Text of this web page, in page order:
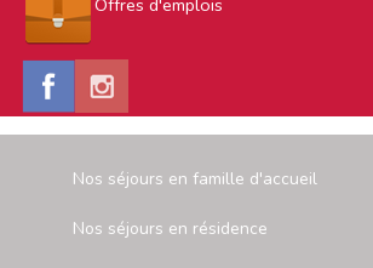
Nos séjours en famille d'accueil
Nos séjours en résidence